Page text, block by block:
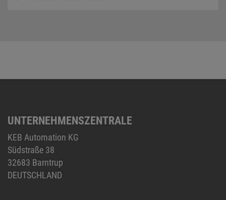
UNTERNEHMENSZENTRALE
KEB Automation KG
Südstraße 38
32683 Barntrup
DEUTSCHLAND